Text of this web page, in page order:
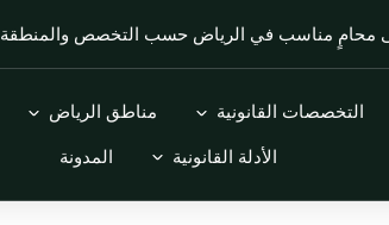
محامٍ مناسب في الرياض حسب التخصص والمنطقة
التخصصات القانونية Open التخصصات القانونية مناطق الرياض Open مناطق الرياض
الأدلة القانونية Open الأدلة القانونية المدونة